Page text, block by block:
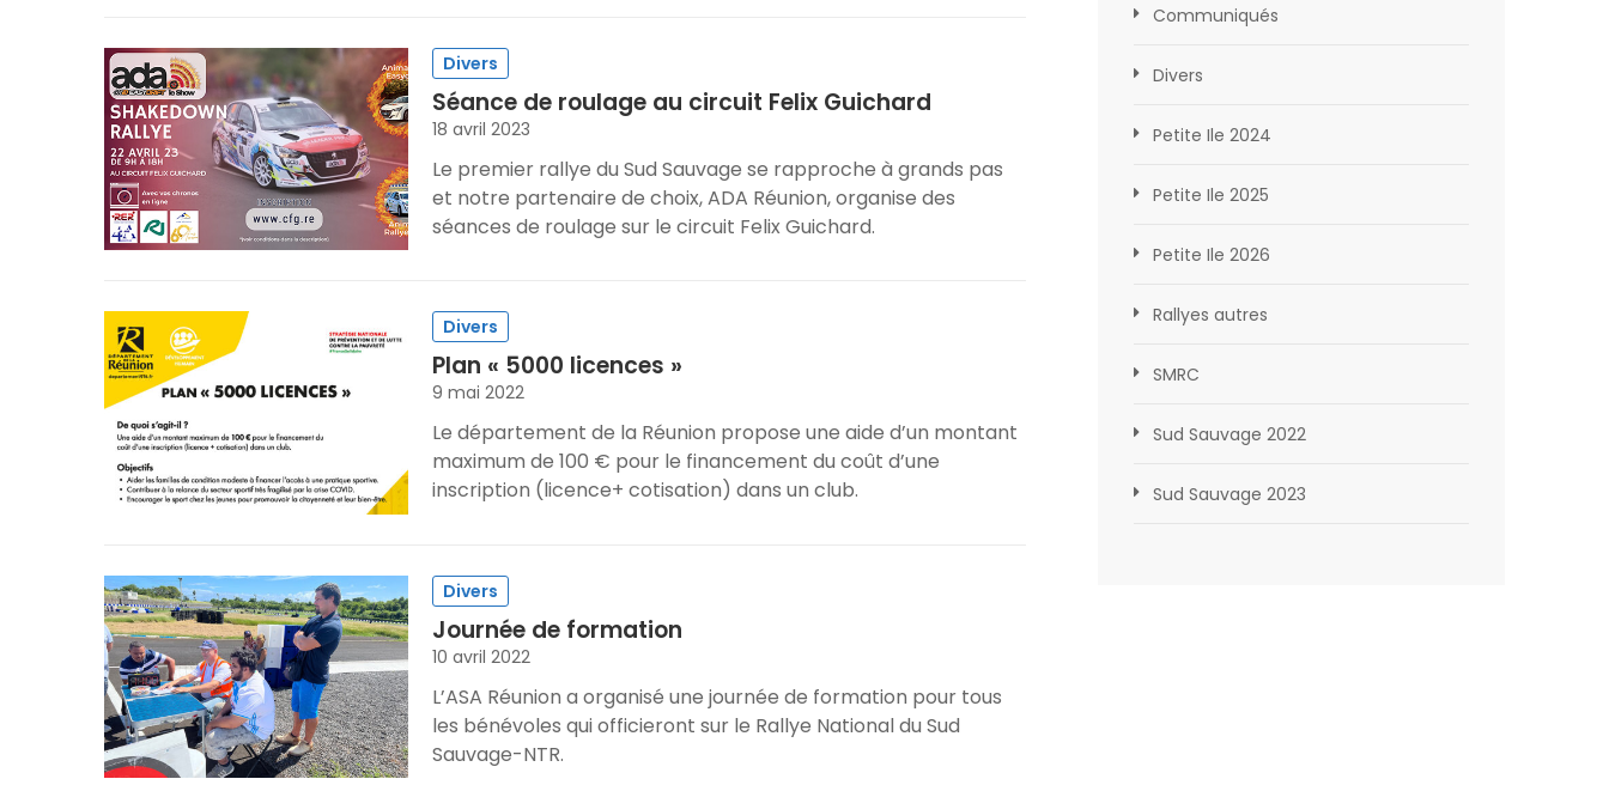
Divers
Séance de roulage au circuit Felix Guichard
18 avril 2023
Le premier rallye du Sud Sauvage se rapproche à grands pas
et notre partenaire de choix, ADA Réunion, organise des
séances de roulage sur le circuit Felix Guichard.
Divers
Plan « 5000 licences »
9 mai 2022
Le département de la Réunion propose une aide d’un montant
maximum de 100 € pour le financement du coût d’une
inscription (licence+ cotisation) dans un club.
Divers
Journée de formation
10 avril 2022
L’ASA Réunion a organisé une journée de formation pour tous
les bénévoles qui officieront sur le Rallye National du Sud
Sauvage-NTR.
Communiqués
Divers
Petite Ile 2024
Petite Ile 2025
Petite Ile 2026
Rallyes autres
SMRC
Sud Sauvage 2022
Sud Sauvage 2023